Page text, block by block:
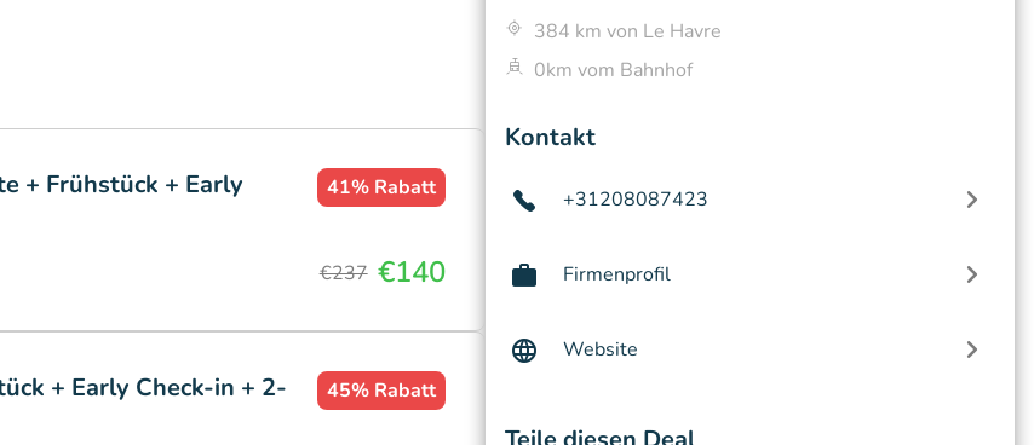
+ Frühstück + Early
41% Rabatt
€237 €140
+ Early Check-in + 2-
45% Rabatt
384 km von Le Havre
0km vom Bahnhof
Kontakt
+31208087423
Firmenprofil
Website